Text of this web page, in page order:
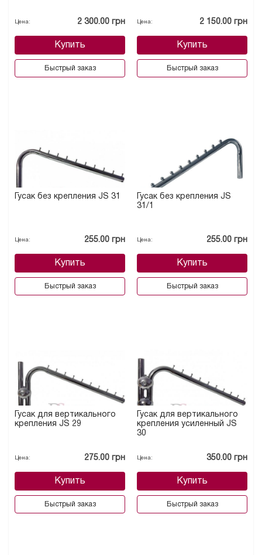
Цена: 2 300.00 грн
Купить
Быстрый заказ
Цена: 2 150.00 грн
Купить
Быстрый заказ
Гусак без крепления JS 31
Цена: 255.00 грн
Купить
Быстрый заказ
Гусак без крепления JS
31/1
Цена: 255.00 грн
Купить
Быстрый заказ
Гусак для вертикального
крепления JS 29
Цена: 275.00 грн
Купить
Быстрый заказ
Гусак для вертикального
крепления усиленный JS
30
Цена: 350.00 грн
Купить
Быстрый заказ